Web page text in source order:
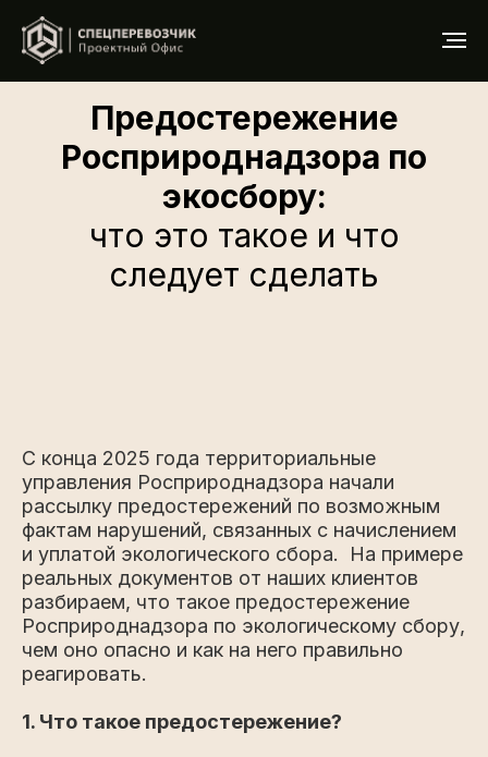
Предостережение
Росприроднадзора по
экосбору:
что это такое и что
следует сделать
С конца 2025 года территориальные
управления Росприроднадзора начали
рассылку предостережений по возможным
фактам нарушений, связанных с начислением
и уплатой экологического сбора. На примере
реальных документов от наших клиентов
разбираем, что такое предостережение
Росприроднадзора по экологическому сбору,
чем оно опасно и как на него правильно
реагировать.
1. Что такое предостережение?